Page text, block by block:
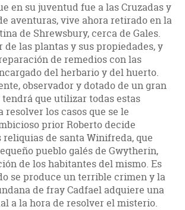
en su juventud fue a las Cruzadas y
aventuras, vive ahora retirado en la
de Shrewsbury, cerca de Gales.
de las plantas y sus propiedades, y
de remedios con las
del herbario y del huerto.
observador y dotado de un gran
que utilizar todas estas
resolver los casos que se le
prior Roberto decide
reliquias de santa Winifreda, que
pueblo galés de Gwytherin,
de los habitantes del mismo. Es
se produce un terrible crimen y la
de fray Cadfael adquiere una
a la hora de resolver el misterio.